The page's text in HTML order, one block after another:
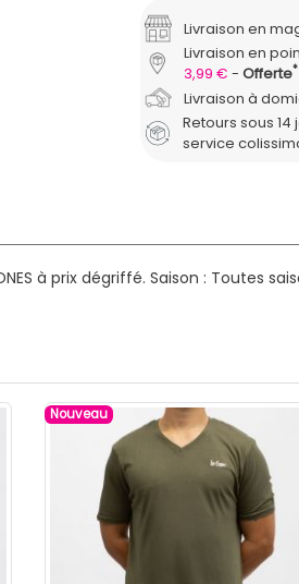
Livraison en
Livraison en
3,99 €
Offerte*
Livraison à
Retours sous
service
à prix dégriffé. Saison : Toutes
Nouveau